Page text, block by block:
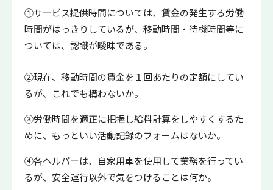
①サービス提供時間については、賃金の発生する労働
時間がはっきりしているが、移動時間・待機時間等に
ついては、認識が曖昧である。
②現在、移動時間の賃金を１回あたりの定額にしてい
るが、これでも構わないか。
③労働時間を適正に把握し給料計算をしやすくするた
めに、もっといい活動記録のフォームはないか。
④各ヘルパーは、自家用車を使用して業務を行ってい
るが、安全運行以外で気をつけることは何か。